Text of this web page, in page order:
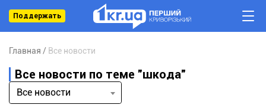
Поддержать
Главная Все новости
Все новости по теме "шкода"
Все новости